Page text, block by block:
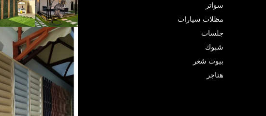
سواتر
مظلات سيارات
جلسات
شبوك
بيوت شعر
هناجر